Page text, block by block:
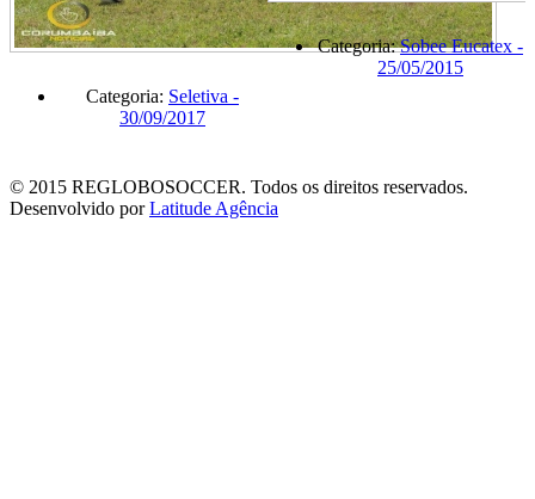
Categoria: Seletiva -
30/09/2017
Categoria:Sobee Eucatex -
25/05/2015
© 2015 REGLOBOSOCCER. Todos os direitos reservados.
Desenvolvido porLatitude Agência